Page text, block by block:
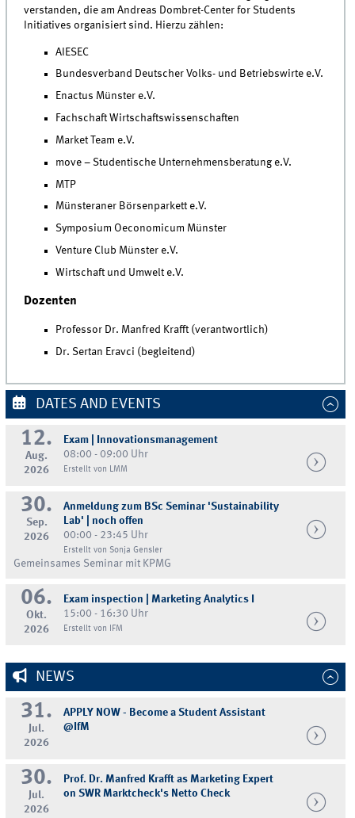
verstanden, die am Andreas Dombret-Center for Students
Initiatives organisiert sind. Hierzu zählen:
AIESEC
Bundesverband Deutscher Volks- und Betriebswirte e.V.
Enactus Münster e.V.
Fachschaft Wirtschaftswissenschaften
Market Team e.V.
move – Studentische Unternehmensberatung e.V.
MTP
Münsteraner Börsenparkett e.V.
Symposium Oeconomicum Münster
Venture Club Münster e.V.
Wirtschaft und Umwelt e.V.
Dozenten
Professor Dr. Manfred Krafft (verantwortlich)
Dr. Sertan Eravci (begleitend)
DATES AND EVENTS
12.
Aug.
2026
Exam | Innovationsmanagement
08:00 - 09:00 Uhr
Erstellt von LMM
30.
Sep.
2026
Anmeldung zum BSc Seminar 'Sustainability
Lab' | noch offen
00:00 - 23:45 Uhr
Erstellt von Sonja Gensler
Gemeinsames Seminar mit KPMG
06.
Okt.
2026
Exam inspection | Marketing Analytics I
15:00 - 16:30 Uhr
Erstellt von IFM
NEWS
31.
Jul.
2026
APPLY NOW - Become a Student Assistant
@IfM
30.
Jul.
2026
Prof. Dr. Manfred Krafft as Marketing Expert
on SWR Marktcheck's Netto Check